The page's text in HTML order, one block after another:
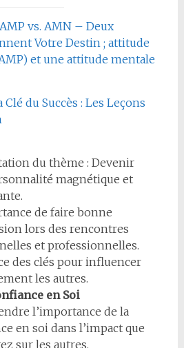
vs. AMN – Deux
Votre Destin ; attitude
et une attitude mentale
Clé du Succès : Les Leçons
du thème : Devenir
magnétique et
de faire bonne
lors des rencontres
et professionnelles.
des clés pour influencer
les autres.
en Soi
l’importance de la
en soi dans l’impact que
sur les autres.